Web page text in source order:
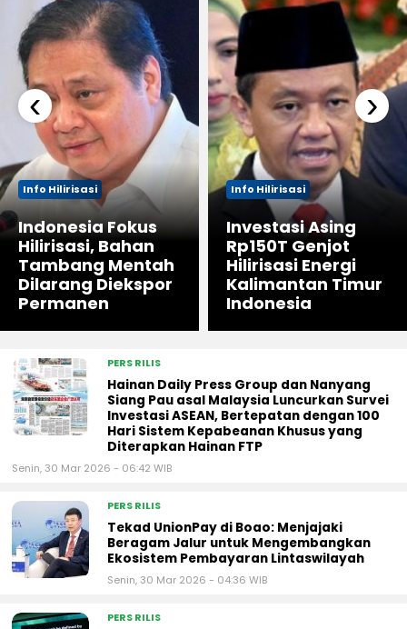
Info Hilirisasi
Indonesia Fokus
Hilirisasi, Bahan
Tambang Mentah
Dilarang Diekspor
Permanen
Info Hilirisasi
Investasi Asing
Rp150T Genjot
Hilirisasi Energi
Kalimantan Timur
Indonesia
‹ ›
PERS RILIS
Hainan Daily Press Group dan Nanyang
Siang Pau asal Malaysia Luncurkan Survei
Investasi ASEAN, Bertepatan dengan 100
Hari Sistem Kepabeanan Khusus yang
Diterapkan Hainan FTP
Senin, 30 Mar 2026 - 06:42 WIB
PERS RILIS
Tekad UnionPay di Boao: Menjajaki
Beragam Jalur untuk Mengembangkan
Ekosistem Pembayaran Lintaswilayah
Senin, 30 Mar 2026 - 04:36 WIB
PERS RILIS